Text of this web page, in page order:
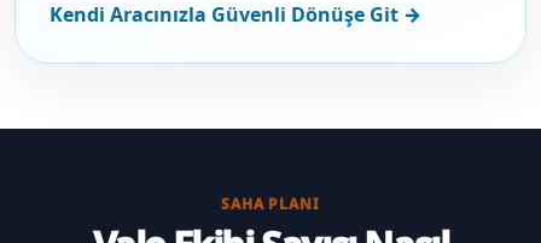
Kendi Aracınızla Güvenli Dönüşe Git →
SAHA PLANI